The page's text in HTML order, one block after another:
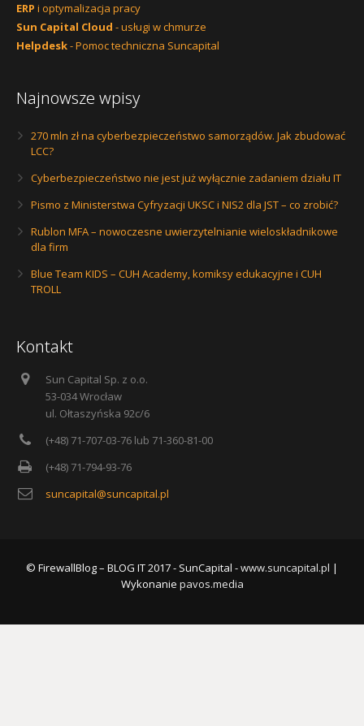
ERP i optymalizacja pracy
Sun Capital Cloud - usługi w chmurze
Helpdesk- Pomoc techniczna Suncapital
Najnowsze wpisy
270 mln zł na cyberbezpieczeństwo samorządów. Jak zbudować
LCC?
Cyberbezpieczeństwo nie jest już wyłącznie zadaniem działu IT
Pismo z Ministerstwa Cyfryzacji UKSC i NIS2 dla JST – co zrobić?
Rublon MFA – nowoczesne uwierzytelnianie wieloskładnikowe
dla firm
Blue Team KIDS – CUH Academy, komiksy edukacyjne i CUH
TROLL
Kontakt
Sun Capital Sp. z o.o.
53-034 Wrocław
ul. Ołtaszyńska 92c/6
(+48) 71-707-03-76 lub 71-360-81-00
(+48) 71-794-93-76
suncapital@suncapital.pl
© FirewallBlog – BLOG IT 2017 - SunCapital -www.suncapital.pl |
Wykonanie pavos.media